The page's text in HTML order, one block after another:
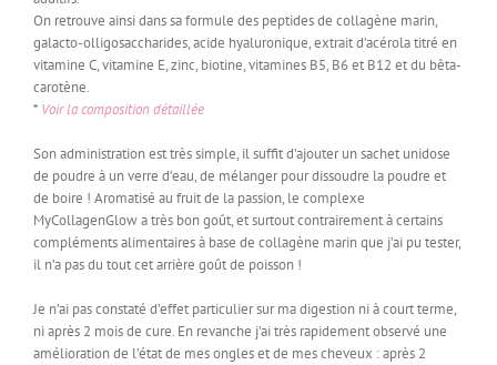
On retrouve ainsi dans sa formule des peptides de collagène marin,
galacto-olligosaccharides, acide hyaluronique, extrait d’acérola titré en
vitamine C, vitamine E, zinc, biotine, vitamines B5, B6 et B12 et du bêta-
carotène.
* Voir la composition détaillée
Son administration est très simple, il suffit d’ajouter un sachet unidose
de poudre à un verre d’eau, de mélanger pour dissoudre la poudre et
de boire ! Aromatisé au fruit de la passion, le complexe
MyCollagenGlow a très bon goût, et surtout contrairement à certains
compléments alimentaires à base de collagène marin que j’ai pu tester,
il n’a pas du tout cet arrière goût de poisson !
Je n’ai pas constaté d’effet particulier sur ma digestion ni à court terme,
ni après 2 mois de cure. En revanche j’ai très rapidement observé une
amélioration de l’état de mes ongles et de mes cheveux : après 2